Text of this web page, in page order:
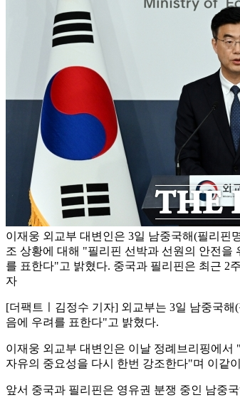
이재웅 외교부 대변인은 3일 남중국해(필리핀
조 상황에 대해 "필리핀 선박과 선원의 안전을
를 표한다"고 밝혔다. 중국과 필리핀은 최근 2
자
[더팩트ㅣ김정수 기자] 외교부는 3일 남중국
음에 우려를 표한다"고 밝혔다.
이재웅 외교부 대변인은 이날 정례브리핑에
자유의 중요성을 다시 한번 강조한다"며 이같
앞서 중국과 필리핀은 영유권 분쟁 중인 남중